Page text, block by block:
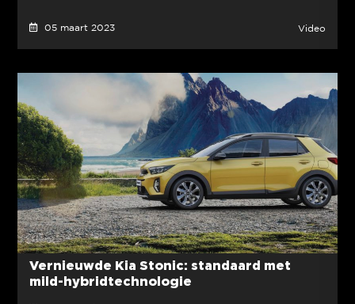
05 maart 2023 Video
Vernieuwde Kia Stonic: standaard met
mild-hybridtechnologie